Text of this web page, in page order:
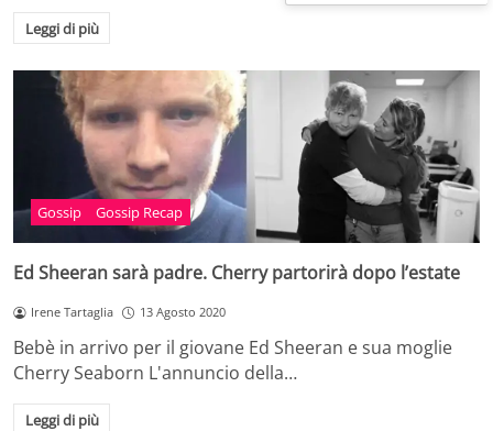
Leggi di più
Gossip Gossip Recap
Ed Sheeran sarà padre. Cherry partorirà dopo l’estate
Irene Tartaglia 13 Agosto 2020
Bebè in arrivo per il giovane Ed Sheeran e sua moglie
Cherry Seaborn L'annuncio della…
Leggi di più